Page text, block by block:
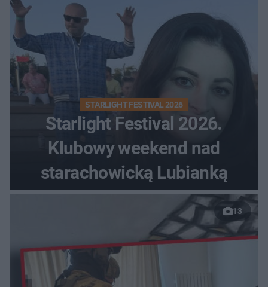
STARLIGHT FESTIVAL 2026
Starlight Festival 2026.
Klubowy weekend nad
starachowicką Lubianką
13